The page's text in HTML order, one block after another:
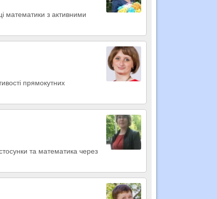
математики з активними
прямокутних
та математика через